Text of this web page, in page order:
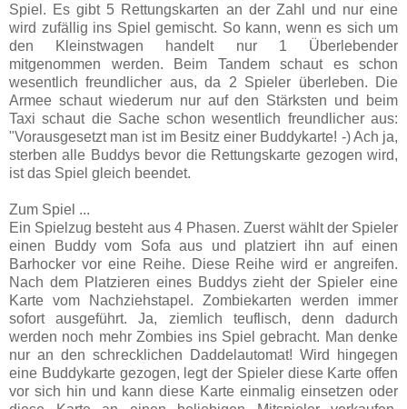
Spiel. Es gibt 5 Rettungskarten an der Zahl und nur eine
wird zufällig ins Spiel gemischt. So kann, wenn es sich um
den Kleinstwagen handelt nur 1 Überlebender
mitgenommen werden. Beim Tandem schaut es schon
wesentlich freundlicher aus, da 2 Spieler überleben. Die
Armee schaut wiederum nur auf den Stärksten und beim
Taxi schaut die Sache schon wesentlich freundlicher aus:
"Vorausgesetzt man ist im Besitz einer Buddykarte! -) Ach ja,
sterben alle Buddys bevor die Rettungskarte gezogen wird,
ist das Spiel gleich beendet.
Zum Spiel ...
Ein Spielzug besteht aus 4 Phasen. Zuerst wählt der Spieler
einen Buddy vom Sofa aus und platziert ihn auf einen
Barhocker vor eine Reihe. Diese Reihe wird er angreifen.
Nach dem Platzieren eines Buddys zieht der Spieler eine
Karte vom Nachziehstapel. Zombiekarten werden immer
sofort ausgeführt. Ja, ziemlich teuflisch, denn dadurch
werden noch mehr Zombies ins Spiel gebracht. Man denke
nur an den schrecklichen Daddelautomat! Wird hingegen
eine Buddykarte gezogen, legt der Spieler diese Karte offen
vor sich hin und kann diese Karte einmalig einsetzen oder